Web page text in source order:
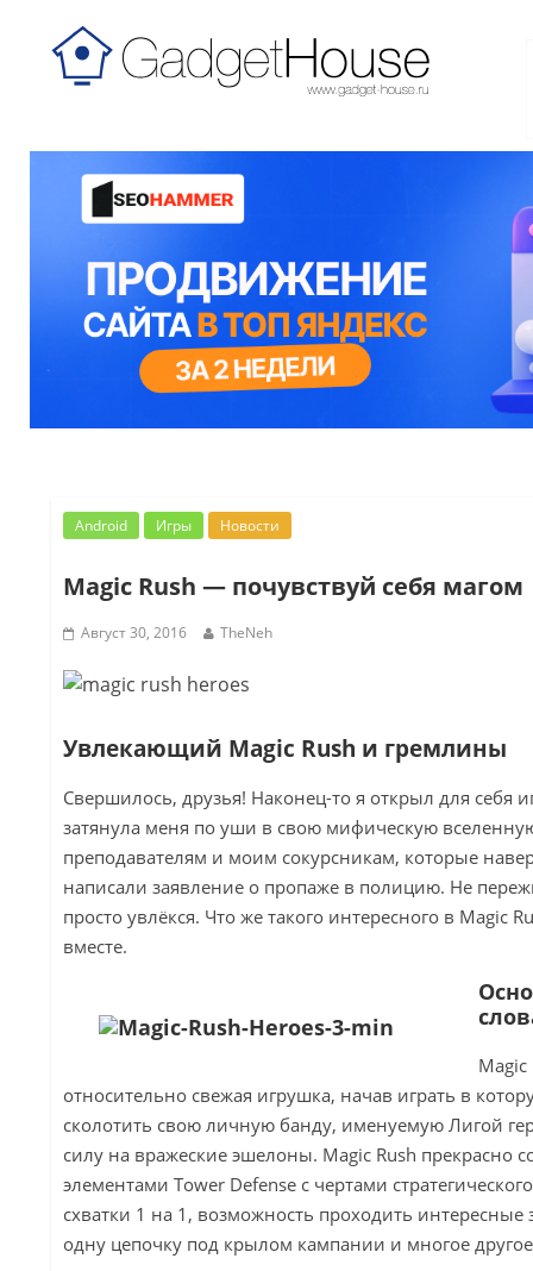
Android Игры Новости
Magic Rush — почувствуй себя магом
Август 30, 2016 TheNeh
Увлекающий Magic Rush и гремлины
Свершилось, друзья! Наконец-то я открыл для себя
затянула меня по уши в свою мифическую
преподавателям и моим сокурсникам, которые
написали заявление о пропаже в полицию. Не
просто увлёкся. Что же такого интересного в Magic
вместе.
Magic
относительно свежая игрушка, начав играть в
сколотить свою личную банду, именуемую Лигой
силу на вражеские эшелоны. Magic Rush прекрасно
элементами Tower Defense с чертами
схватки 1 на 1, возможность проходить
одну цепочку под крылом кампании и многое